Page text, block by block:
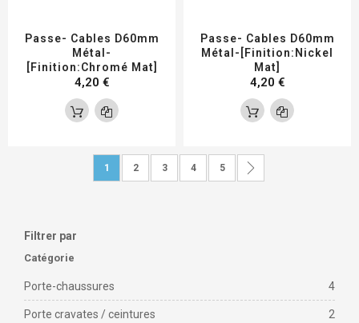
Passe- Cables D60mm
Métal-
[Finition:Chromé Mat]
4,20 €
Passe- Cables D60mm
Métal-[Finition:Nickel
Mat]
4,20 €
Vous lisez actuellement la page
1 Page
2 Page
3 Page
4 Page
5
Filtrer par
Catégorie
Porte-chaussures 4
Porte cravates / ceintures 2